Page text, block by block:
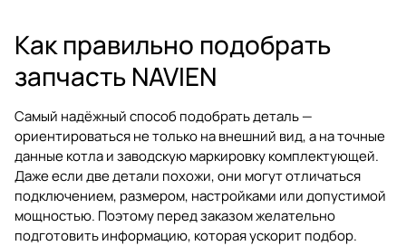
Как правильно подобрать
запчасть NAVIEN
Самый надёжный способ подобрать деталь —
ориентироваться не только на внешний вид, а на точные
данные котла и заводскую маркировку комплектующей.
Даже если две детали похожи, они могут отличаться
подключением, размером, настройками или допустимой
мощностью. Поэтому перед заказом желательно
подготовить информацию, которая ускорит подбор.